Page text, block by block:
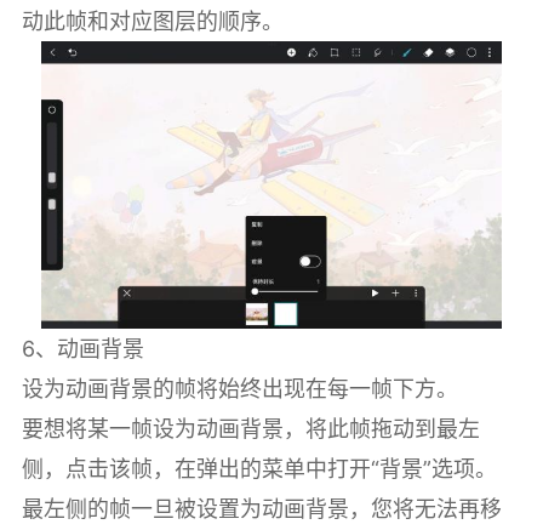
动此帧和对应图层的顺序。
6、动画背景
设为动画背景的帧将始终出现在每一帧下方。
要想将某一帧设为动画背景，将此帧拖动到最左
侧，点击该帧，在弹出的菜单中打开“背景”选项。
最左侧的帧一旦被设置为动画背景，您将无法再移